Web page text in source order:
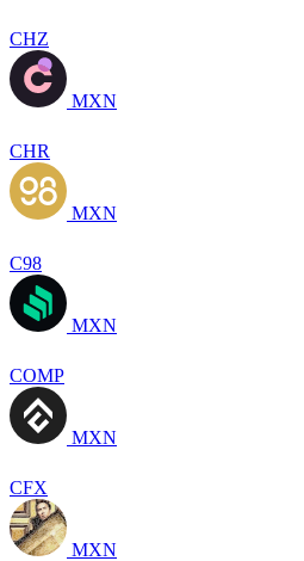
CHZ
MXN
CHR
MXN
C98
MXN
COMP
MXN
CFX
MXN